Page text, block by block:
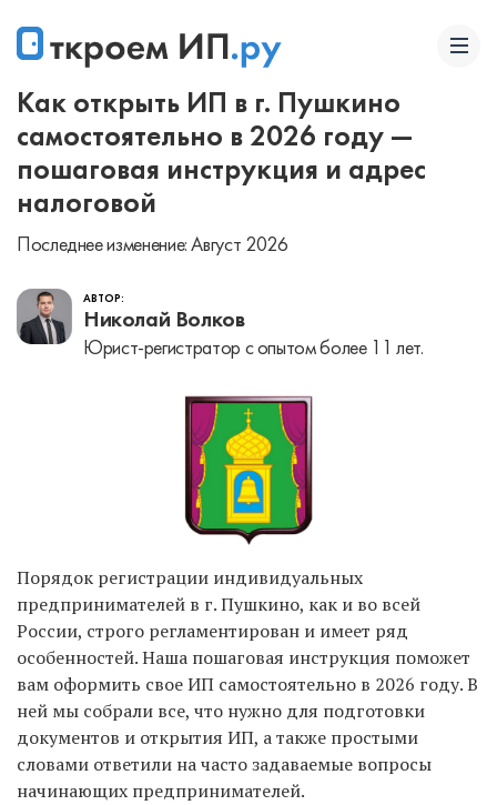
Как открыть ИП в г. Пушкино
самостоятельно в 2026 году —
пошаговая инструкция и адрес
налоговой
Последнее изменение: Август 2026
АВТОР:
Николай Волков
Юрист-регистратор с опытом более 11 лет.
Порядок регистрации индивидуальных
предпринимателей в г. Пушкино, как и во всей
России, строго регламентирован и имеет ряд
особенностей. Наша пошаговая инструкция поможет
вам оформить свое ИП самостоятельно в 2026 году. В
ней мы собрали все, что нужно для подготовки
документов и открытия ИП, а также простыми
словами ответили на часто задаваемые вопросы
начинающих предпринимателей.